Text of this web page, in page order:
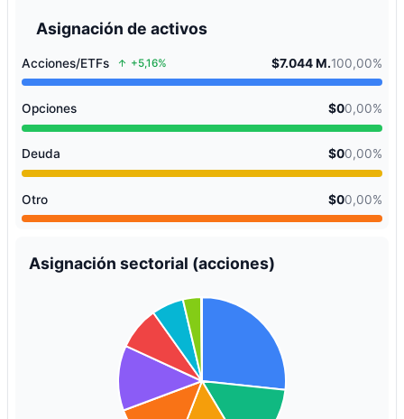
Asignación de activos
Acciones/ETFs +5,16% $7.044 M.100,00%
Opciones $00,00%
Deuda $00,00%
Otro $00,00%
Asignación sectorial (acciones)